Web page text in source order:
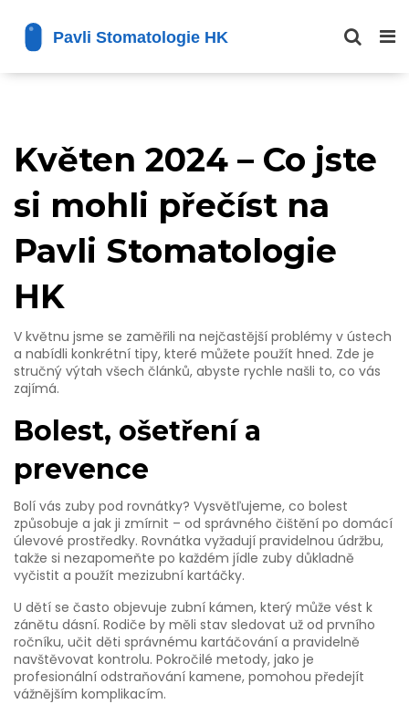
Květen 2024 – Co jste
si mohli přečíst na
Pavli Stomatologie
HK
V květnu jsme se zaměřili na nejčastější problémy v ústech
a nabídli konkrétní tipy, které můžete použít hned. Zde je
stručný výtah všech článků, abyste rychle našli to, co vás
zajímá.
Bolest, ošetření a
prevence
Bolí vás zuby pod rovnátky? Vysvětľujeme, co bolest
způsobuje a jak ji zmírnit – od správného čištění po domácí
úlevové prostředky. Rovnátka vyžadují pravidelnou údržbu,
takže si nezapomeňte po každém jídle zuby důkladně
vyčistit a použít mezizubní kartáčky.
U dětí se často objevuje zubní kámen, který může vést k
zánětu dásní. Rodiče by měli stav sledovat už od prvního
ročníku, učit děti správnému kartáčování a pravidelně
navštěvovat kontrolu. Pokročilé metody, jako je
profesionální odstraňování kamene, pomohou předejít
vážnějším komplikacím.